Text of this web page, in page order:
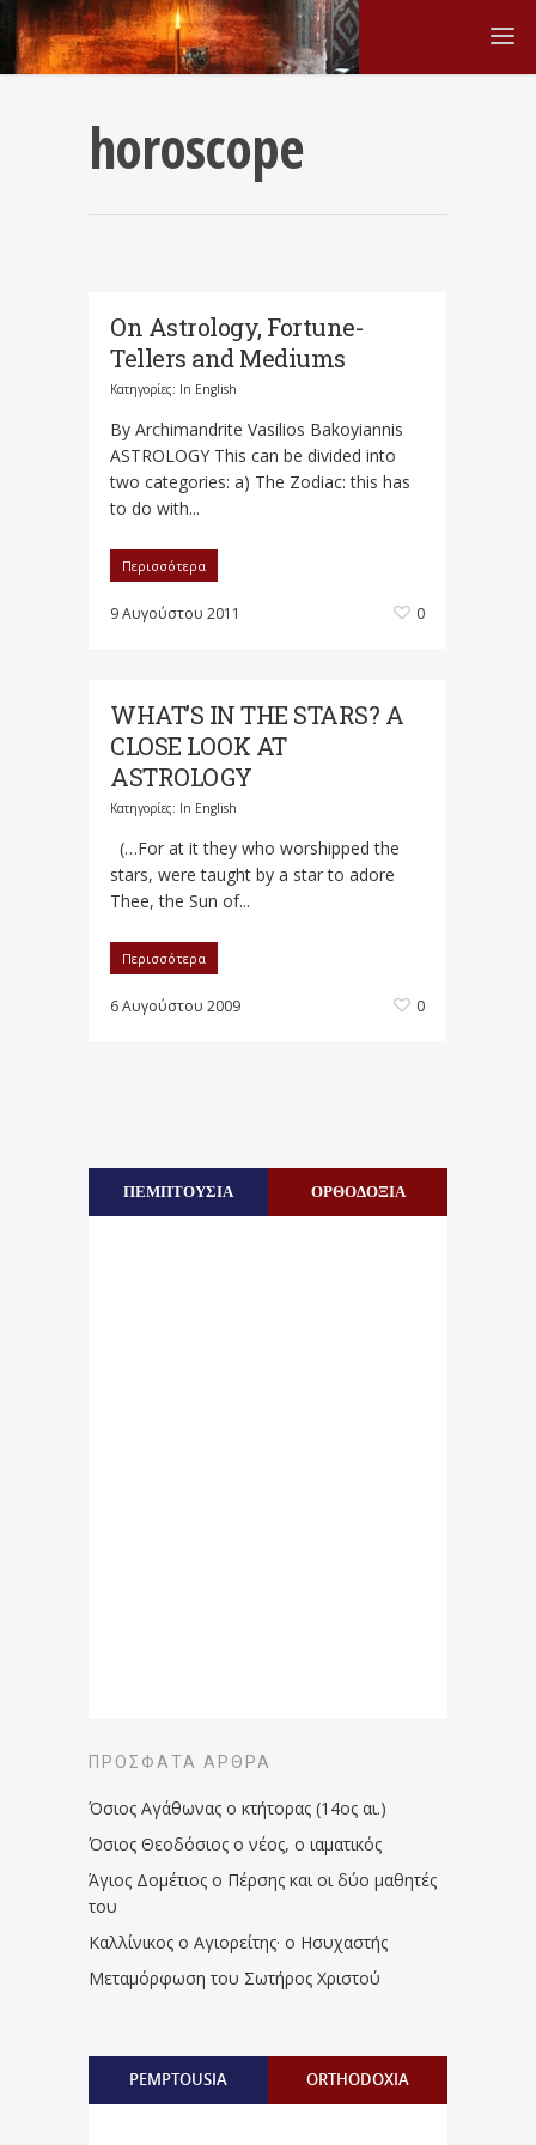
horoscope
On Astrology, Fortune-
Tellers and Mediums
Κατηγορίες: In English
By Archimandrite Vasilios Bakoyiannis
ASTROLOGY This can be divided into
two categories: a) The Zodiac: this has
to do with...
Περισσότερα
9 Αυγούστου 2011 0
WHAT’S IN THE STARS? A
CLOSE LOOK AT
ASTROLOGY
Κατηγορίες: In English
(…For at it they who worshipped the
stars, were taught by a star to adore
Thee, the Sun of...
Περισσότερα
6 Αυγούστου 2009 0
ΠΕΜΠΤΟΥΣΙΑ ΟΡΘΟΔΟΞΙΑ
ΠΡΌΣΦΑΤΑ ΆΡΘΡΑ
Όσιος Αγάθωνας ο κτήτορας (14ος αι.)
Όσιος Θεοδόσιος ο νέος, ο ιαματικός
Άγιος Δομέτιος ο Πέρσης και οι δύο μαθητές
του
Καλλίνικος ο Αγιορείτης · ο Ησυχαστής
Μεταμόρφωση του Σωτήρος Χριστού
PEMPTOUSIA ORTHODOXIA